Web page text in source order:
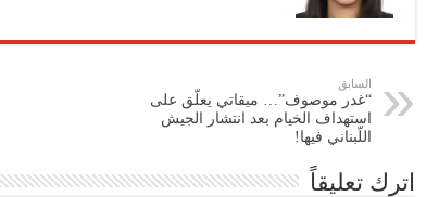
السابق
“غدر موصوف”… ميقاتي يعلّق على
استهداف الخيام بعد انتشار الجيش
اللّبناني فيها!
اترك تعليقاً